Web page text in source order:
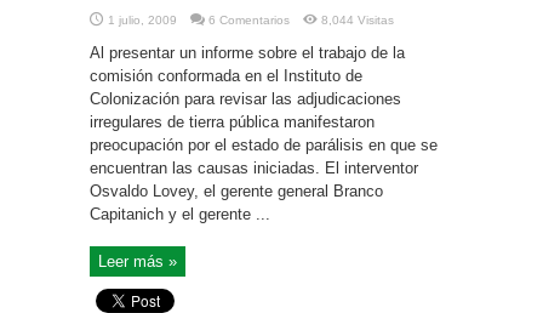
1 julio, 2009 6 Comentarios 8,044 Visitas
Al presentar un informe sobre el trabajo de la
comisión conformada en el Instituto de
Colonización para revisar las adjudicaciones
irregulares de tierra pública manifestaron
preocupación por el estado de parálisis en que se
encuentran las causas iniciadas. El interventor
Osvaldo Lovey, el gerente general Branco
Capitanich y el gerente ...
Leer más »